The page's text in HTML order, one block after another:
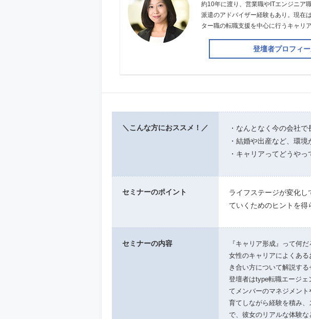
約10年に渡り、営業職やITエンジニア
派遣のアドバイザー経験もあり。現在
ター職の転職支援を中心に行うキャリ
登壇者プロフィ
＼こんな方におススメ！／
・なんとなく今の会社
・結婚や出産など、環
・キャリアってどうや
セミナーのポイント
ライフステージが変化し
ていくためのヒントを得
セミナーの内容
『キャリア形成』って何だ
女性のキャリアによくあ
き合い方について解説する
登壇者はtype転職エージェ
てメンバーのマネジメン
育てしながら経験を積み
で、彼女のリアルな体験